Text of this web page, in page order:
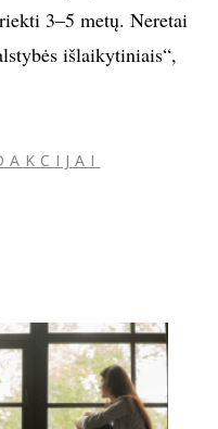
3–5 metų. Neretai
išlaikytiniais“,